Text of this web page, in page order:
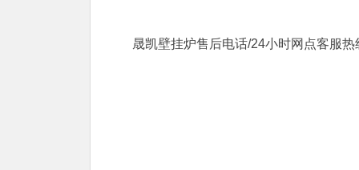
晟凯壁挂炉售后电话/24小时网点客服热